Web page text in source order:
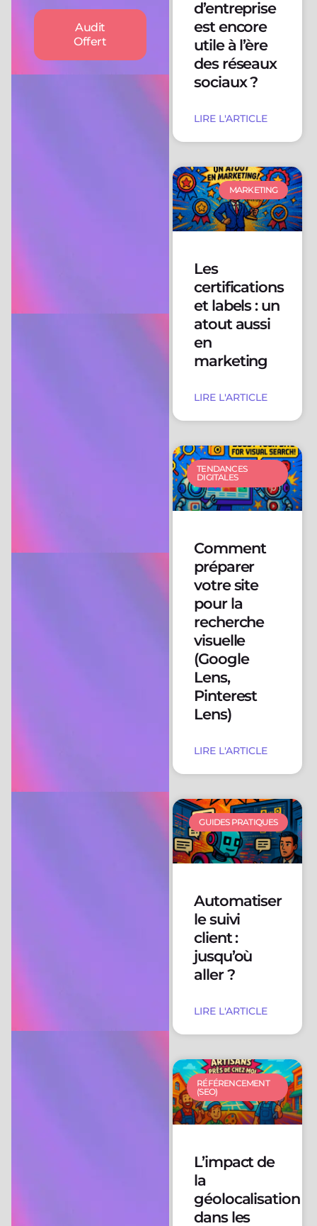
Audit
Offert
d’entreprise
est encore
utile à l’ère
des réseaux
sociaux ?
LIRE L'ARTICLE
MARKETING
Les
certifications
et labels : un
atout aussi
en
marketing
LIRE L'ARTICLE
TENDANCES
DIGITALES
Comment
préparer
votre site
pour la
recherche
visuelle
(Google
Lens,
Pinterest
Lens)
LIRE L'ARTICLE
GUIDES PRATIQUES
Automatiser
le suivi
client :
jusqu’où
aller ?
LIRE L'ARTICLE
RÉFÉRENCEMENT
(SEO)
L’impact de
la
géolocalisation
dans les